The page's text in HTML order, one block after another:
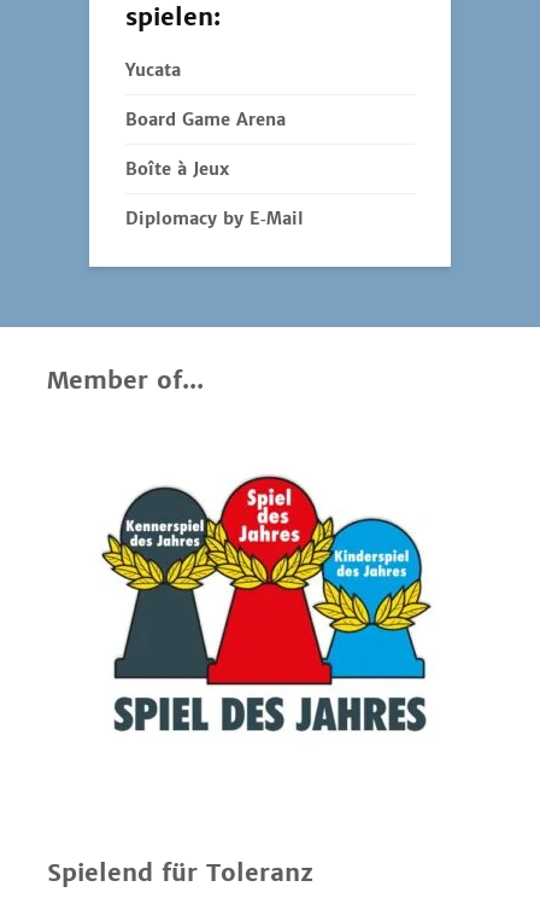
spielen:
Yucata
Board Game Arena
Boîte à Jeux
Diplomacy by E‑Mail
Member of...
Spielend für Toleranz